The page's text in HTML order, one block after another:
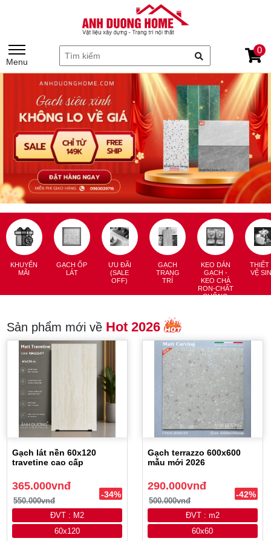
Menu
0
KHUYẾN
MÃI
GẠCH ỐP
LÁT
ƯU ĐÃI
(SALE
OFF)
GẠCH
TRANG
TRÍ
KEO DÁN
GẠCH -
KEO CHÀ
RON-CHẤT
CHỐNG
THIẾT
VỆ
Sản phẩm mới về Hot 2026
Gạch lát nền 60x120
travetine cao cấp
365.000vnđ
550.000vnđ
-34%
ĐVT : M2
60x120
Gạch terrazzo 600x600
mẫu mới 2026
290.000vnđ
500.000vnđ
-42%
ĐVT : m2
60x60